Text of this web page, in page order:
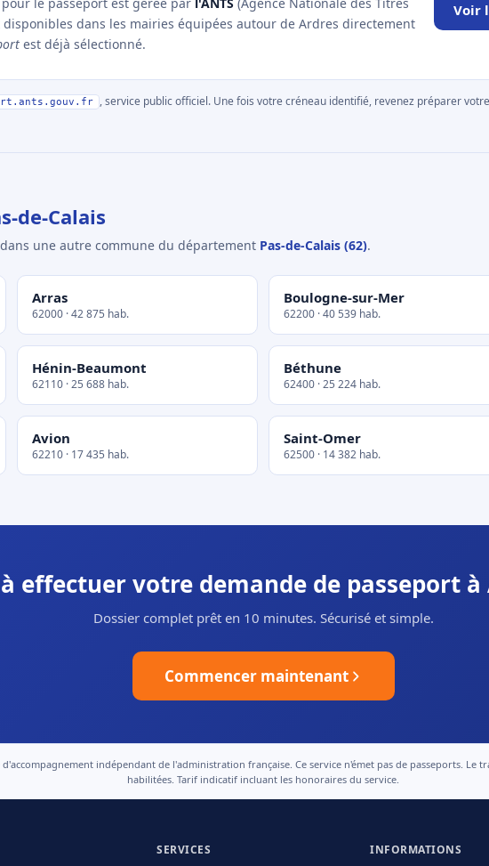
disponibles dans les mairies équipées autour de Ardres directement
est déjà sélectionné.
Voir
, service public officiel. Une fois votre créneau identifié, revenez préparer
de-Calais
une autre commune du département Pas-de-Calais (62).
Arras
62000 · 42 875 hab.
Boulogne-sur-Mer
62200 · 40 539 hab.
Hénin-Beaumont
62110 · 25 688 hab.
Béthune
62400 · 25 224 hab.
Avion
62210 · 17 435 hab.
Saint-Omer
62500 · 14 382 hab.
effectuer votre demande de passeport à
Dossier complet prêt en 10 minutes. Sécurisé et simple.
Commencer maintenant
indépendant de l'administration française. Ce service n'émet pas de passeports. Le
habilitées. Tarif indicatif incluant les honoraires du service.
SERVICES INFORMATIONS